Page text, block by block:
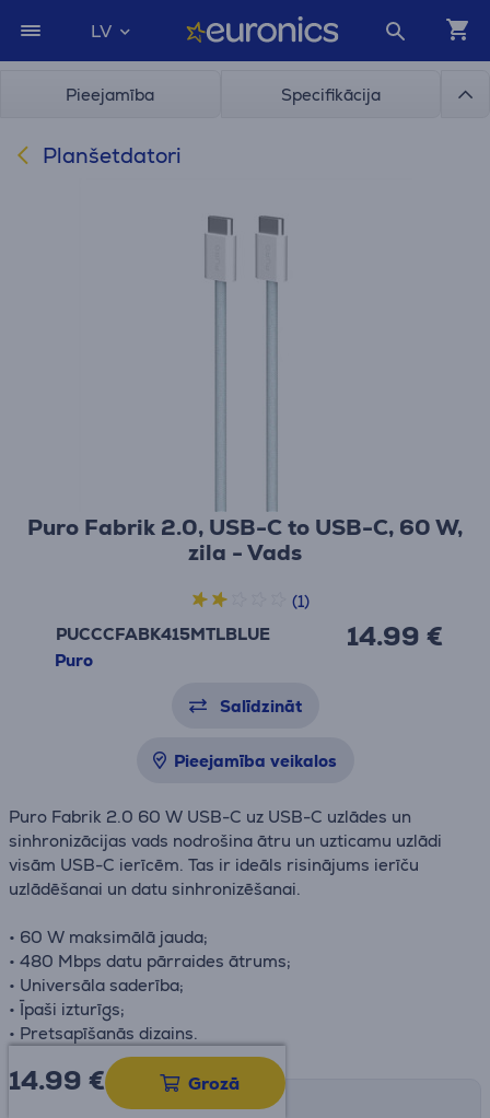
LV
Pieejamība Specifikācija
Planšetdatori
Puro Fabrik 2.0, USB-C to USB-C, 60 W,
zila - Vads
PUCCCFABK415MTLBLUE
Puro
14.99 €
(1)
Salīdzināt
Pieejamība veikalos
Puro Fabrik 2.0 60 W USB-C uz USB-C uzlādes un
sinhronizācijas vads nodrošina ātru un uzticamu uzlādi
visām USB-C ierīcēm. Tas ir ideāls risinājums ierīču
uzlādēšanai un datu sinhronizēšanai.
• 60 W maksimālā jauda;
• 480 Mbps datu pārraides ātrums;
• Universāla saderība;
• Īpaši izturīgs;
• Pretsapīšanās dizains.
14.99 € Grozā
Saņemšanas iespējas